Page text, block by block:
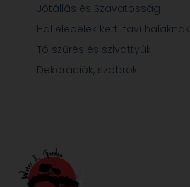
Jótállás és Szavatosság
Hal eledelek kerti tavi halaknak
Tó szűrés és szivattyúk
Dekorációk, szobrok